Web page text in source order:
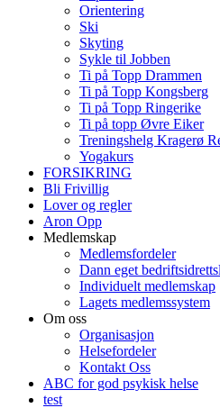
Orientering
Ski
Skyting
Sykle til Jobben
Ti på Topp Drammen
Ti på Topp Kongsberg
Ti på Topp Ringerike
Ti på topp Øvre Eiker
Treningshelg Kragerø
Yogakurs
FORSIKRING
Bli Frivillig
Lover og regler
Aron Opp
Medlemskap
Medlemsfordeler
Dann eget
Individuelt medlemskap
Lagets medlemssystem
Om oss
Organisasjon
Helsefordeler
Kontakt Oss
ABC for god psykisk helse
test